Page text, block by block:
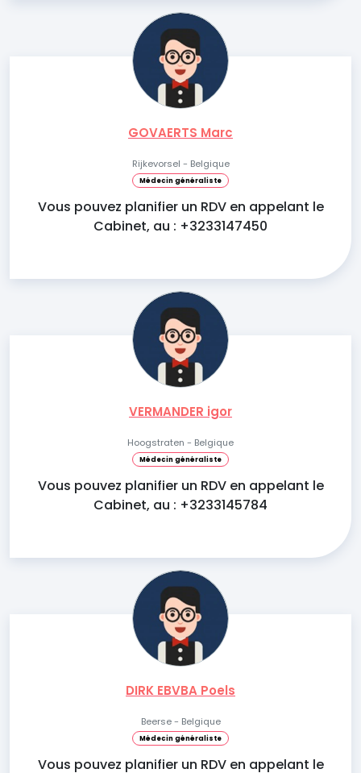
GOVAERTS Marc
Rijkevorsel - Belgique
Médecin généraliste
Vous pouvez planifier un RDV en appelant le
Cabinet, au : +3233147450
VERMANDER igor
Hoogstraten - Belgique
Médecin généraliste
Vous pouvez planifier un RDV en appelant le
Cabinet, au : +3233145784
DIRK EBVBA Poels
Beerse - Belgique
Médecin généraliste
Vous pouvez planifier un RDV en appelant le